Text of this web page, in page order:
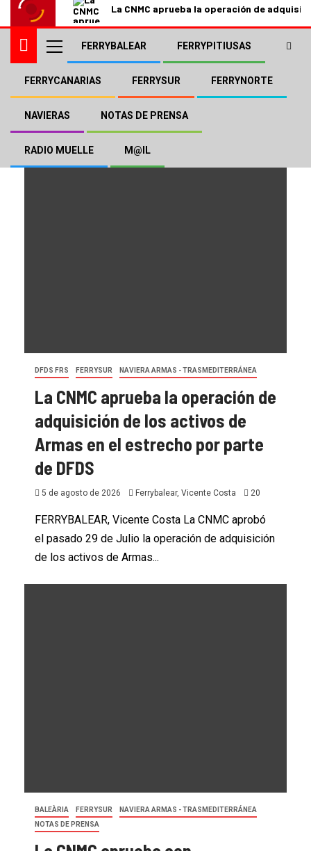
La CNMC aprueba la operación de
FERRYBALEAR FERRYPITIUSAS
FERRYCANARIAS FERRYSUR FERRYNORTE
NAVIERAS NOTAS DE PRENSA
RADIO MUELLE M@IL
Grupo Armas-
Trasmediterránea
DFDS FRS FERRYSUR NAVIERA ARMAS - TRASMEDITERRÁNEA
La CNMC aprueba la operación de
adquisición de los activos de
Armas en el estrecho por parte
de DFDS
5 de agosto de 2026 Ferrybalear, Vicente Costa 20
FERRYBALEAR, Vicente Costa La CNMC aprobó
el pasado 29 de Julio la operación de adquisición
de los activos de Armas...
BALEÀRIA FERRYSUR
NAVIERA ARMAS - TRASMEDITERRÁNEA
NOTAS DE PRENSA